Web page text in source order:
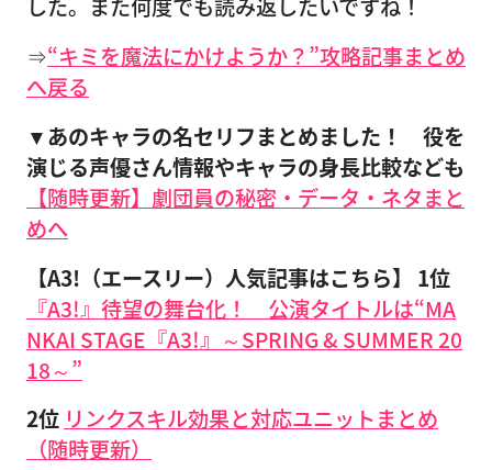
した。また何度でも読み返したいですね！
⇒“キミを魔法にかけようか？”攻略記事まとめ
へ戻る
▼あのキャラの名セリフまとめました！ 役を
演じる声優さん情報やキャラの身長比較なども
【随時更新】劇団員の秘密・データ・ネタまと
めへ
【A3!（エースリー）人気記事はこちら】
1位
『A3!』待望の舞台化！ 公演タイトルは“MA
NKAI STAGE『A3!』～SPRING & SUMMER 20
18～”
2位 リンクスキル効果と対応ユニットまとめ
（随時更新）